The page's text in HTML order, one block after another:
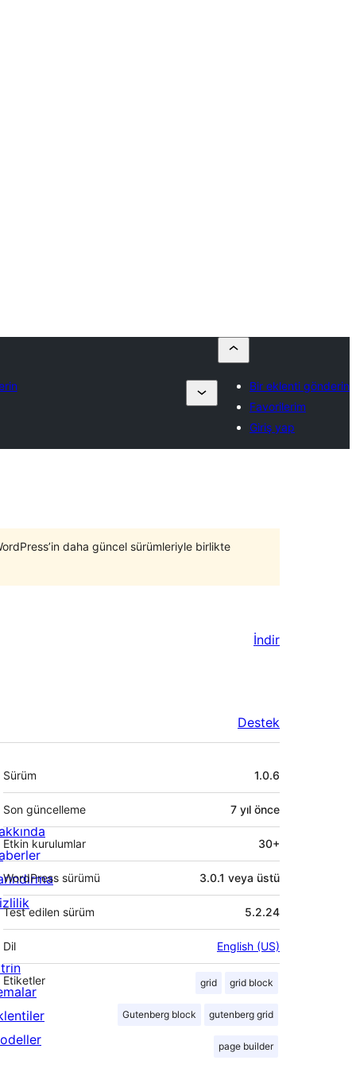
Bir eklenti gönderin
Favorilerim
Giriş yap
daha güncel sürümleriyle birlikte
İndir
Destek
Meta
Sürüm 1.0.6
Son güncelleme 7 yıl önce
Etkin kurulumlar 30+
WordPress sürümü 3.0.1 veya üstü
Test edilen sürüm 5.2.24
Dil English (US)
Etiketler grid grid block
Gutenberg block gutenberg grid
page builder